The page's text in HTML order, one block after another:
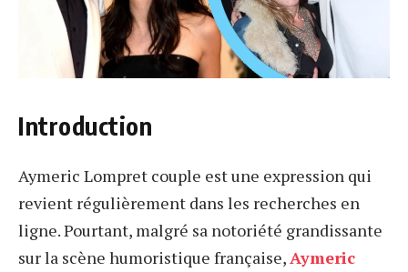
Introduction
Aymeric Lompret couple est une expression qui
revient régulièrement dans les recherches en
ligne. Pourtant, malgré sa notoriété grandissante
sur la scène humoristique française,Aymeric